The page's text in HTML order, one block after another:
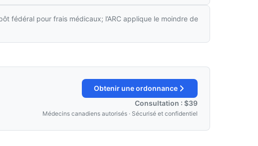
fédéral pour frais médicaux; l’ARC applique le moindre de
Obtenir une ordonnance
Consultation : $39
Médecins canadiens autorisés · Sécurisé et confidentiel